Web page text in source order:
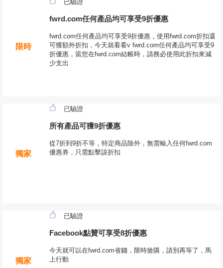
限時
已驗證
fwrd.com任何產品均可享受9折優惠
fwrd.com任何產品均可享受9折優惠，使用fwrd.com折扣還
可獲額外折扣，今天就看看v fwrd.com任何產品均可享受9
折優惠，當您在fwrd.com結帳時，請務必使用此折扣來減
少支出
獨家
已驗證
所有產品可獲9折優惠
從7折到9折不等，特定商品除外，無需輸入任何fwrd.com
優惠券，只需點擊該折扣
獨家
已驗證
Facebook點贊可享受8折優惠
今天就可以在fwrd.com省錢，限時搶購，請別再等了，馬
上行動